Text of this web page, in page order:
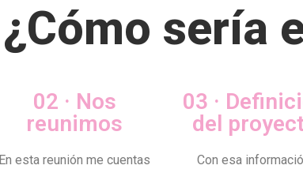
¿Cómo sería
02 · Nos
reunimos
En esta reunión me cuentas
03 ·
del
Con esa